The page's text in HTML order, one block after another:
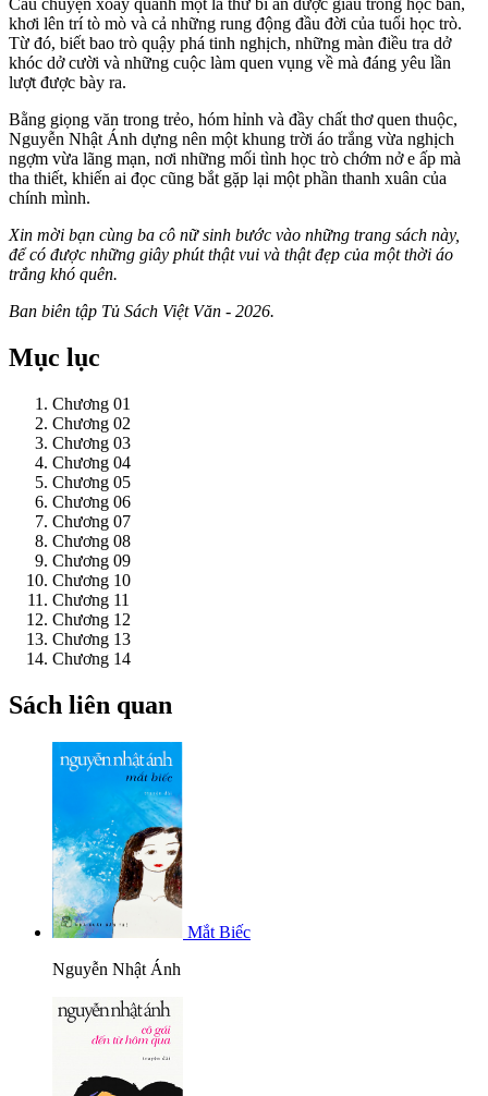
Câu chuyện xoay quanh một lá thư bí ẩn được giấu trong hộc bàn,
khơi lên trí tò mò và cả những rung động đầu đời của tuổi học trò.
Từ đó, biết bao trò quậy phá tinh nghịch, những màn điều tra dở
khóc dở cười và những cuộc làm quen vụng về mà đáng yêu lần
lượt được bày ra.
Bằng giọng văn trong trẻo, hóm hỉnh và đầy chất thơ quen thuộc,
Nguyễn Nhật Ánh dựng nên một khung trời áo trắng vừa nghịch
ngợm vừa lãng mạn, nơi những mối tình học trò chớm nở e ấp mà
tha thiết, khiến ai đọc cũng bắt gặp lại một phần thanh xuân của
chính mình.
Xin mời bạn cùng ba cô nữ sinh bước vào những trang sách này,
để có được những giây phút thật vui và thật đẹp của một thời áo
trắng khó quên.
Ban biên tập Tủ Sách Việt Văn - 2026.
Mục lục
Chương 01
Chương 02
Chương 03
Chương 04
Chương 05
Chương 06
Chương 07
Chương 08
Chương 09
Chương 10
Chương 11
Chương 12
Chương 13
Chương 14
Sách liên quan
Mắt Biếc
Nguyễn Nhật Ánh